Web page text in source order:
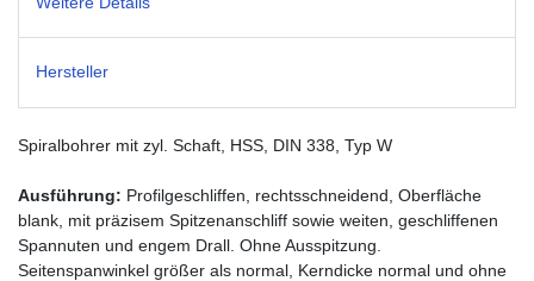
Hersteller
Spiralbohrer mit zyl. Schaft, HSS, DIN 338, Typ W
Ausführung: Profilgeschliffen, rechtsschneidend, Oberfläche
blank, mit präzisem Spitzenanschliff sowie weiten, geschliffenen
Spannuten und engem Drall. Ohne Ausspitzung.
Seitenspanwinkel größer als normal, Kerndicke normal und ohne